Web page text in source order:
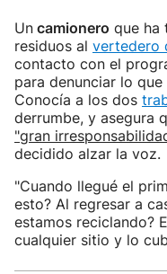
Un camionero que ha
residuos al vertedero
contacto con el
para denunciar lo
Conocía a los dos
derrumbe, y asegura
"gran
decidido alzar la voz.
"Cuando llegué el
esto? Al regresar a
estamos reciclando?
cualquier sitio y lo